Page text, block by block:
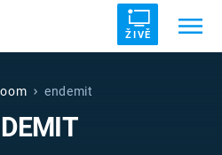
ŽIVĚ
DRUHÁ SVĚTOVÁ VÁLKA
endemit